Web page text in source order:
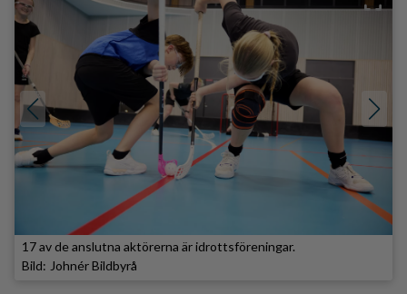
17 av de anslutna aktörerna är idrottsföreningar.
Johnér Bildbyrå